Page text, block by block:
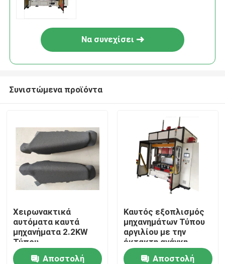
Αρχική Σελίδα
Προϊόντα
Να συνεχίσει
Συνιστώμενα προϊόντα
Χειρωνακτικά
αυτόματα καυτά
μηχανήματα 2.2KW
Τύπου
Αποστολή
Καυτός εξοπλισμός
μηχανημάτων Τύπου
αργιλίου με την
έκτακτη ανάγκη
1000mm
Αποστολή